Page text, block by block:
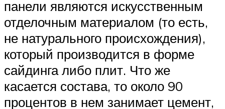
панели являются искусственным
отделочным материалом (то есть,
не натурального происхождения),
который производится в форме
сайдинга либо плит. Что же
касается состава, то около 90
процентов в нем занимает цемент,